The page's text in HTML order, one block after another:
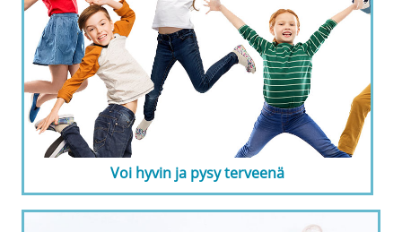
Voi hyvin ja pysy terveenä